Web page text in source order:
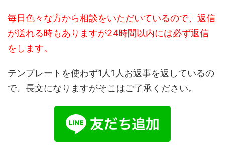
毎日色々な方から相談をいただいているので、返信
が送れる時もありますが24時間以内には必ず返信
をします。
テンプレートを使わず1人1人お返事を返しているの
で、長文になりますがそこはご了承ください。